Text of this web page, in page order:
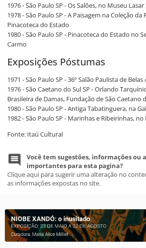
1976 - São Paulo SP - Os Salões, no Museu Lasar
1978 - São Paulo SP - A Paisagem na Coleção da
Pinacoteca do Estado
1980 - São Paulo SP - Pinacoteca do Estado no
Carmo
Exposições Póstumas
1971 - São Paulo SP - 36º Salão Paulista de Belas
1976 - São Caetano do Sul SP - Orlando
Brasileira de Damas, Fundação de São Caetano
1980 - São Paulo SP - Antiga Tabatinguera, na
1982 - São Paulo SP - Marinhas e Ribeirinhas,
Fonte: Itaú Cultural
Você tem sugestões, informações ou
importantes para esta pagina?
Clique aqui para sugerir uma alteração no
as informações expostas no site.